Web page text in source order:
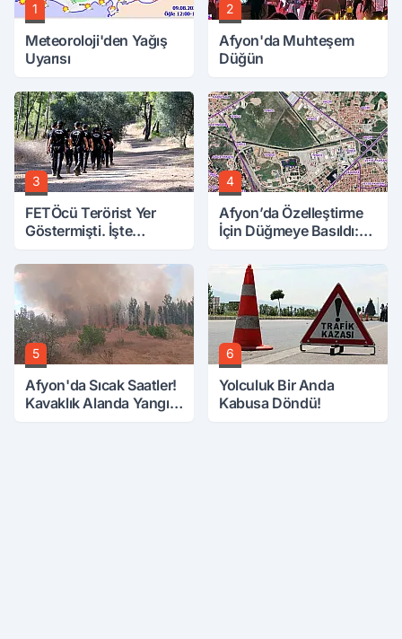
1
Meteoroloji'den Yağış
Uyarısı
2
Afyon'da Muhteşem
Düğün
3
FETÖcü Terörist Yer
Göstermişti. İşte
4
Afyon’da Özelleştirme
İçin Düğmeye Basıldı:
5
Afyon'da Sıcak Saatler!
Kavaklık Alanda Yangın
6
Yolculuk Bir Anda
Kabusa Döndü!